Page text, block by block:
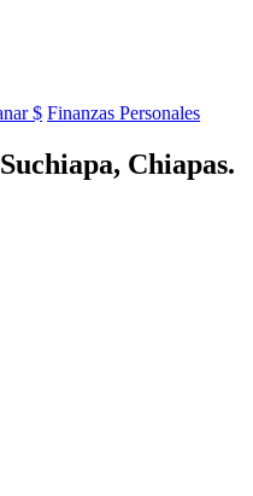
$ Finanzas Personales
Chiapas.